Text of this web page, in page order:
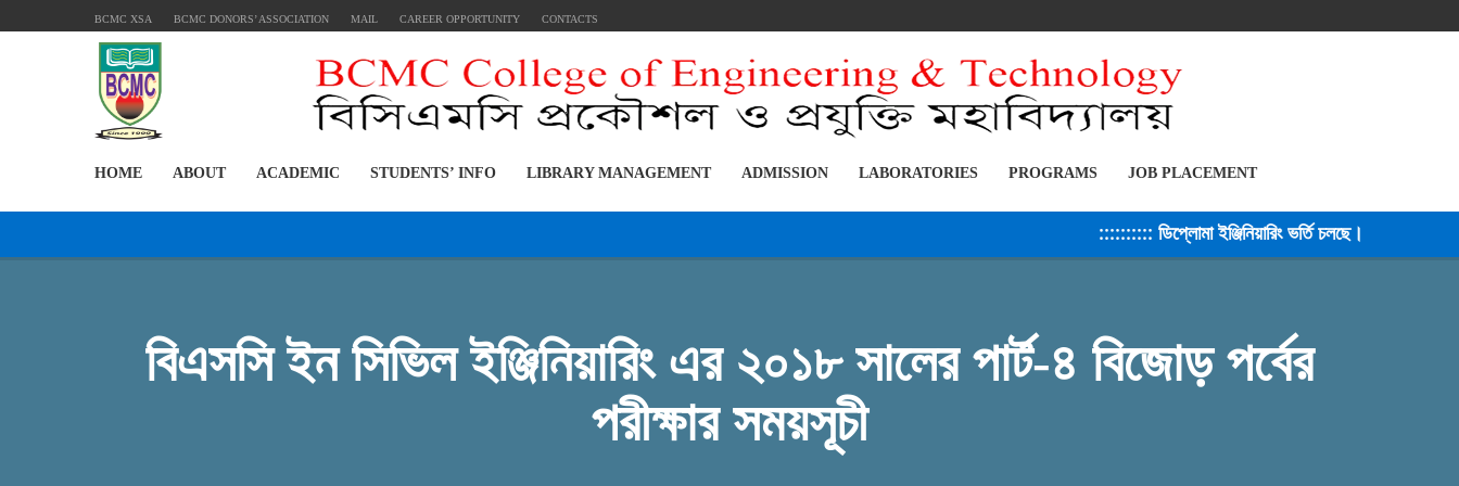
BCMC XSA BCMC DONORS’ ASSOCIATION MAIL CAREER OPPORTUNITY CONTACTS
HOME ABOUT ACADEMIC STUDENTS’ INFO LIBRARY MANAGEMENT ADMISSION LABORATORIES PROGRAMS JOB PLACEMENT
:::::::::: ডিপ্লোমা ইঞ্জিনিয়ারিং ভর্তি চলছে। সেশন
বিএসসি ইন সিভিল ইঞ্জিনিয়ারিং এর ২০১৮ সালের পার্ট-৪ বিজোড় পর্বের
পরীক্ষার সময়সূচী